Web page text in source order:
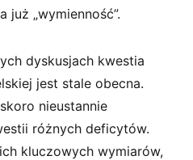
już „wymienność”.
dyskusjach kwestia
jest stale obecna.
nieustannie
różnych deficytów.
kluczowych wymiarów,